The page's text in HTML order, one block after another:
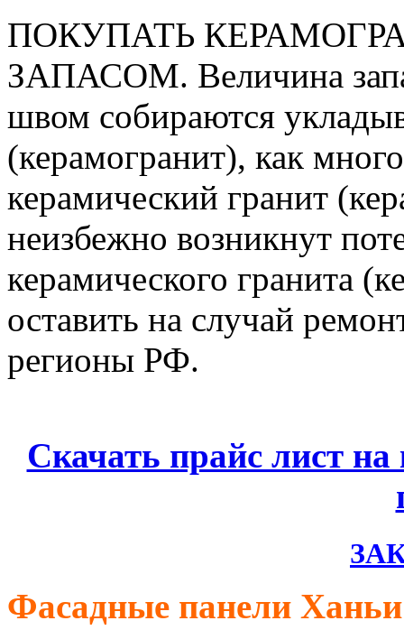
ПОКУПАТЬ
ЗАПАСОМ. Величина
швом собираются
(керамогранит), как
керамический гранит
неизбежно возникнут
керамического гранита
оставить на случай
регионы РФ.
Скачать прайс лист
Фасадные панели